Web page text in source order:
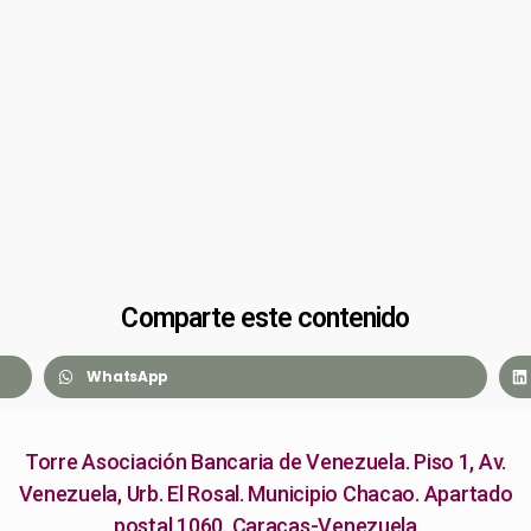
Comparte este contenido
WhatsApp
Torre Asociación Bancaria de Venezuela. Piso 1, Av.
Venezuela, Urb. El Rosal. Municipio Chacao. Apartado
postal 1060. Caracas-Venezuela